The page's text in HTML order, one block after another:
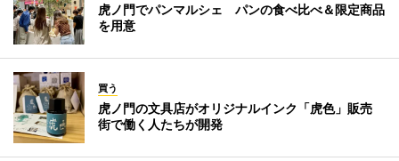
虎ノ門でパンマルシェ パンの食べ比べ＆限定商品
を用意
買う
虎ノ門の文具店がオリジナルインク「虎色」販売
街で働く人たちが開発